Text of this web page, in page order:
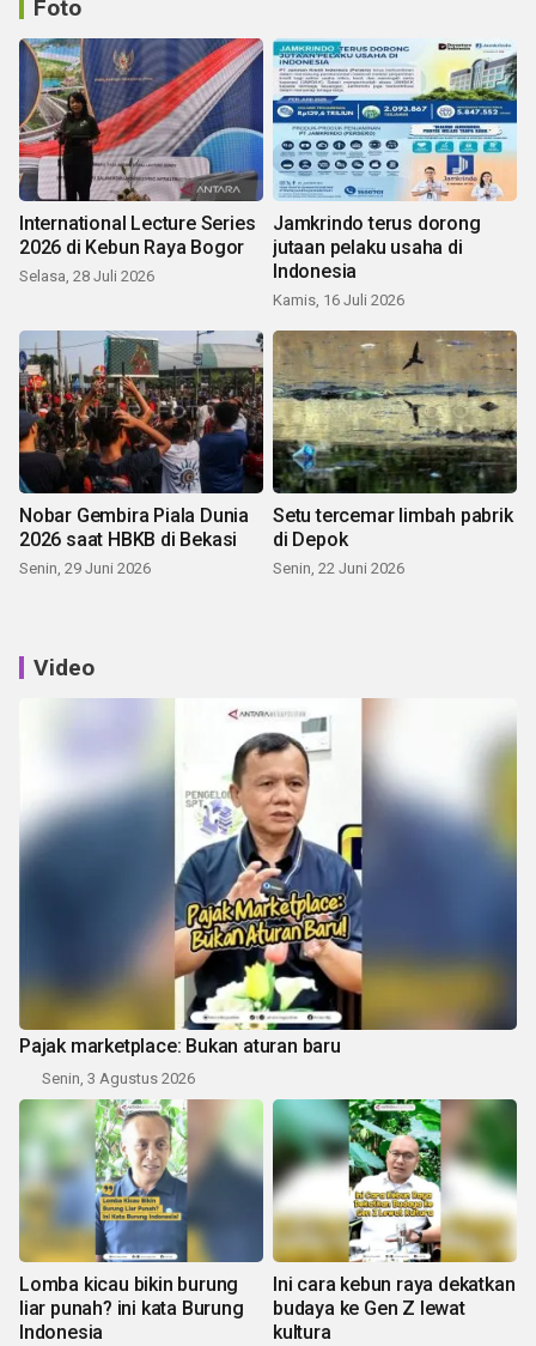
Foto
International Lecture Series
2026 di Kebun Raya Bogor
Selasa, 28 Juli 2026
Jamkrindo terus dorong
jutaan pelaku usaha di
Indonesia
Kamis, 16 Juli 2026
Nobar Gembira Piala Dunia
2026 saat HBKB di Bekasi
Senin, 29 Juni 2026
Setu tercemar limbah pabrik
di Depok
Senin, 22 Juni 2026
Video
Pajak marketplace: Bukan aturan baru
Senin, 3 Agustus 2026
Lomba kicau bikin burung
liar punah? ini kata Burung
Indonesia
Ini cara kebun raya dekatkan
budaya ke Gen Z lewat
kultura